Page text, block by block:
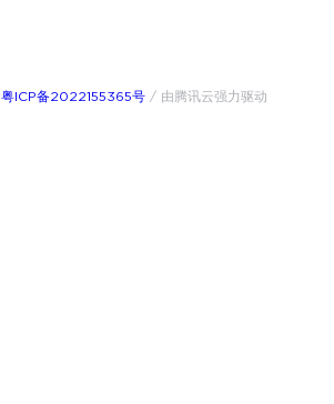
粤ICP备2022155365号/ 由腾讯云强力驱动